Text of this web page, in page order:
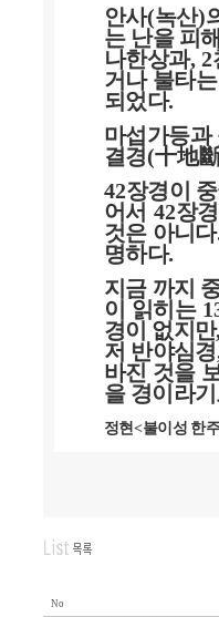
안사(녹산)
는 난을 피
나한상과, 2
거나 불타
되었다.
마섭가등
결경(十地
42장경이
어서 42장
것은 아니다
명하다.
지금 까지
이 읽히는
경이 없지만
저 반야심경
바진 것을
을 경이라
정현 <불이성 한
No